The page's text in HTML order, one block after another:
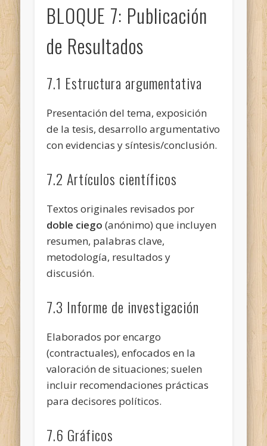
BLOQUE 7: Publicación
de Resultados
7.1 Estructura argumentativa
Presentación del tema, exposición
de la tesis, desarrollo argumentativo
con evidencias y síntesis/conclusión.
7.2 Artículos científicos
Textos originales revisados por
doble ciego (anónimo) que incluyen
resumen, palabras clave,
metodología, resultados y
discusión.
7.3 Informe de investigación
Elaborados por encargo
(contractuales), enfocados en la
valoración de situaciones; suelen
incluir recomendaciones prácticas
para decisores políticos.
7.6 Gráficos